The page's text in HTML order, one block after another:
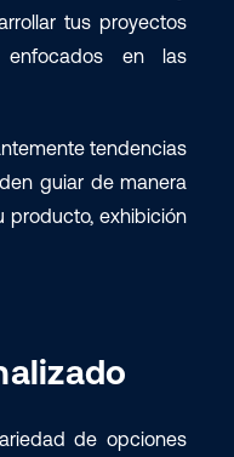
tus proyectos
enfocados en las
tendencias
guiar de manera
producto, exhibición
de opciones